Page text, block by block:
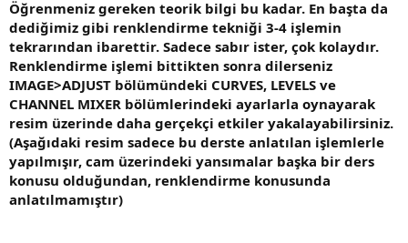
Öğrenmeniz gereken teorik bilgi bu kadar. En başta da
dediğimiz gibi renklendirme tekniği 3-4 işlemin
tekrarından ibarettir. Sadece sabır ister, çok kolaydır.
Renklendirme işlemi bittikten sonra dilerseniz
IMAGE>ADJUST bölümündeki CURVES, LEVELS ve
CHANNEL MIXER bölümlerindeki ayarlarla oynayarak
resim üzerinde daha gerçekçi etkiler yakalayabilirsiniz.
(Aşağıdaki resim sadece bu derste anlatılan işlemlerle
yapılmışır, cam üzerindeki yansımalar başka bir ders
konusu olduğundan, renklendirme konusunda
anlatılmamıştır)